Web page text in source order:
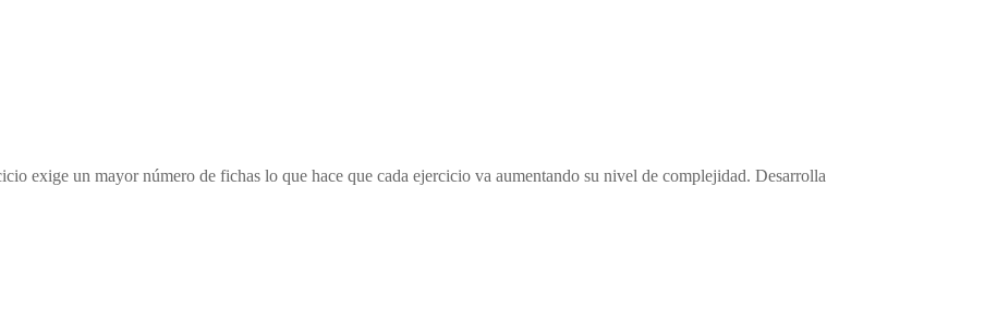
exige un mayor número de fichas lo que hace que cada ejercicio va aumentando su nivel de complejidad. Desarrolla